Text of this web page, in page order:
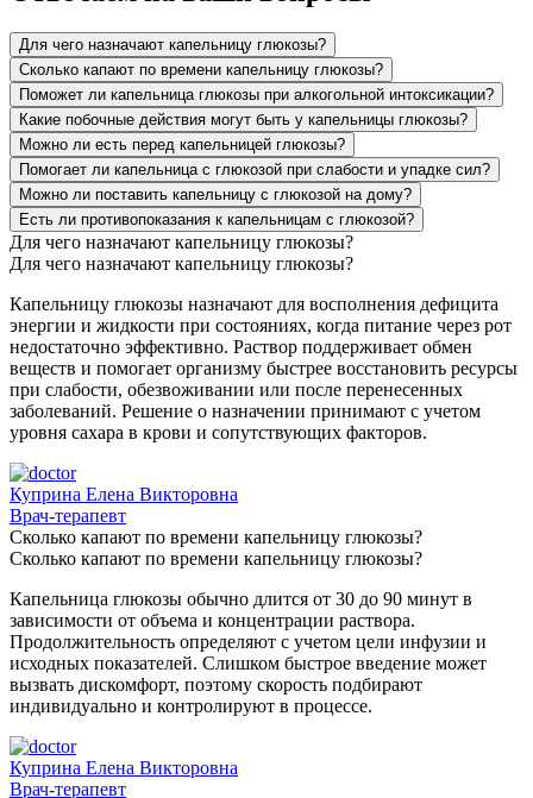
Для чего назначают капельницу глюкозы?
Сколько капают по времени капельницу глюкозы?
Поможет ли капельница глюкозы при алкогольной интоксикации?
Какие побочные действия могут быть у капельницы глюкозы?
Можно ли есть перед капельницей глюкозы?
Помогает ли капельница с глюкозой при слабости и упадке сил?
Можно ли поставить капельницу с глюкозой на дому?
Есть ли противопоказания к капельницам с глюкозой?
Для чего назначают капельницу глюкозы?
Для чего назначают капельницу глюкозы?
Капельницу глюкозы назначают для восполнения дефицита
энергии и жидкости при состояниях, когда питание через рот
недостаточно эффективно. Раствор поддерживает обмен
веществ и помогает организму быстрее восстановить ресурсы
при слабости, обезвоживании или после перенесенных
заболеваний. Решение о назначении принимают с учетом
уровня сахара в крови и сопутствующих факторов.
Куприна Елена Викторовна
Врач-терапевт
Сколько капают по времени капельницу глюкозы?
Сколько капают по времени капельницу глюкозы?
Капельница глюкозы обычно длится от 30 до 90 минут в
зависимости от объема и концентрации раствора.
Продолжительность определяют с учетом цели инфузии и
исходных показателей. Слишком быстрое введение может
вызвать дискомфорт, поэтому скорость подбирают
индивидуально и контролируют в процессе.
Куприна Елена Викторовна
Врач-терапевт